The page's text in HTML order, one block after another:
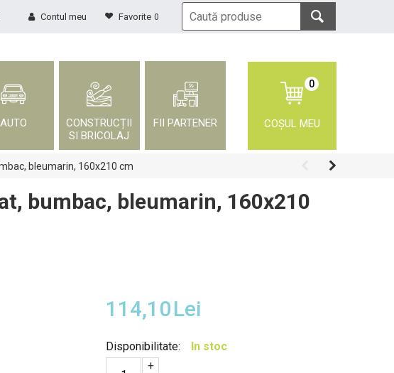
Favorite 0
Contul meu
AUTO
CONSTRUCȚII
SI BRICOLAJ
FII PARTENER
0
COȘUL MEU
bleumarin, 160x210 cm
bumbac, bleumarin, 160x210
114,10Lei
Disponibilitate:
In stoc
+